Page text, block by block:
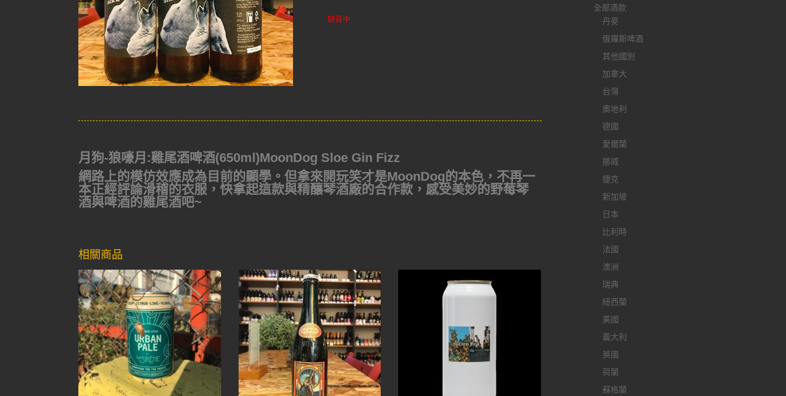
缺貨中
月狗-狼嚎月:雞尾酒啤酒(650ml)MoonDog Sloe Gin Fizz
網路上的模仿效應成為目前的顯學。但拿來開玩笑才是MoonDog的本色，不再一
本正經評論滑稽的衣服，快拿起這款與精釀琴酒廠的合作款，感受美妙的野莓琴
酒與啤酒的雞尾酒吧~
相關商品
全部酒款
丹麥
俄羅斯啤酒
其他國別
加拿大
台灣
奧地利
德國
愛爾蘭
挪威
捷克
新加坡
日本
比利時
法國
澳洲
瑞典
紐西蘭
美國
義大利
英國
荷蘭
蘇格蘭